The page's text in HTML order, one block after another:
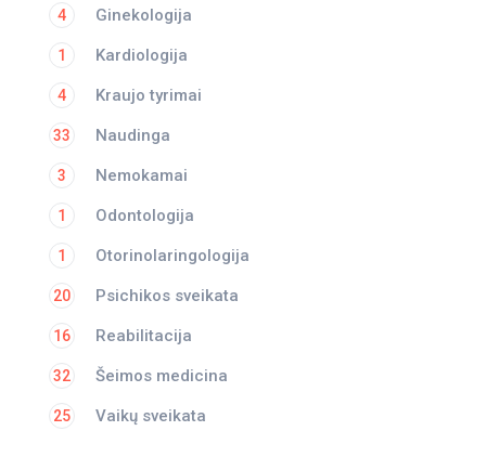
Ginekologija
4
Kardiologija
1
Kraujo tyrimai
4
Naudinga
33
Nemokamai
3
Odontologija
1
Otorinolaringologija
1
Psichikos sveikata
20
Reabilitacija
16
Šeimos medicina
32
Vaikų sveikata
25